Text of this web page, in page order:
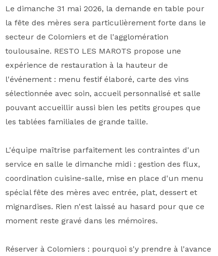
Le dimanche 31 mai 2026, la demande en table pour
la fête des mères sera particulièrement forte dans le
secteur de Colomiers et de l'agglomération
toulousaine. RESTO LES MAROTS propose une
expérience de restauration à la hauteur de
l'événement : menu festif élaboré, carte des vins
sélectionnée avec soin, accueil personnalisé et salle
pouvant accueillir aussi bien les petits groupes que
les tablées familiales de grande taille.
L'équipe maîtrise parfaitement les contraintes d'un
service en salle le dimanche midi : gestion des flux,
coordination cuisine-salle, mise en place d'un menu
spécial fête des mères avec entrée, plat, dessert et
mignardises. Rien n'est laissé au hasard pour que ce
moment reste gravé dans les mémoires.
Réserver à Colomiers : pourquoi s'y prendre à l'avance